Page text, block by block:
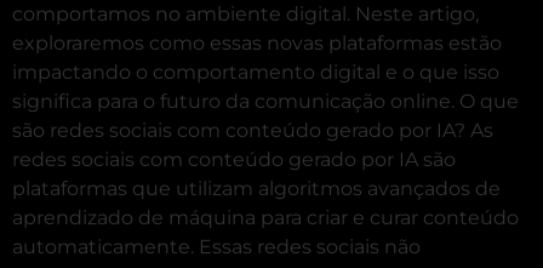
comportamos no ambiente digital. Neste artigo,
exploraremos como essas novas plataformas estão
impactando o comportamento digital e o que isso
significa para o futuro da comunicação online. O que
são redes sociais com conteúdo gerado por IA? As
redes sociais com conteúdo gerado por IA são
plataformas que utilizam algoritmos avançados de
aprendizado de máquina para criar e curar conteúdo
automaticamente. Essas redes sociais não